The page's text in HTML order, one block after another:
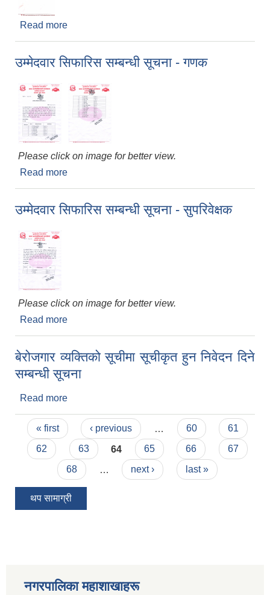
Read more
उम्मेदवार सिफारिस सम्बन्धी सूचना - गणक
Please click on image for better view.
Read more
उम्मेदवार सिफारिस सम्बन्धी सूचना - सुपरिवेक्षक
Please click on image for better view.
Read more
बेरोजगार व्यक्तिको सूचीमा सूचीकृत हुन निवेदन दिने
सम्बन्धी सूचना
Read more
Pages
« first ‹ previous 60
61
62
63 64 65 66
67
68
next › last »
थप सामाग्री
नगरपालिका महाशाखाहरू